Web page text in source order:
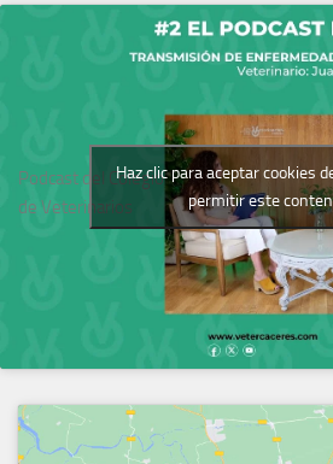
Podcast del Colegio
de Veterinarios
Haz clic para aceptar cookies
permitir este